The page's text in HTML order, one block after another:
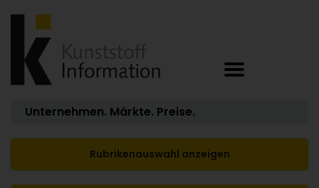
Unternehmen. Märkte. Preise.
Rubrikenauswahl anzeigen